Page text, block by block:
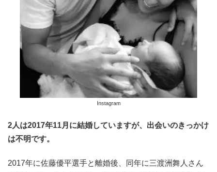
Instagram
2人は2017年11月に結婚していますが、出会いのきっかけ
は不明です。
2017年に佐藤優平選手と離婚後、同年に三渡洲舞人さん